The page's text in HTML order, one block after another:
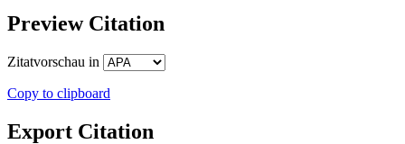
Preview Citation
Zitatvorschau in
Copy to clipboard
Export Citation